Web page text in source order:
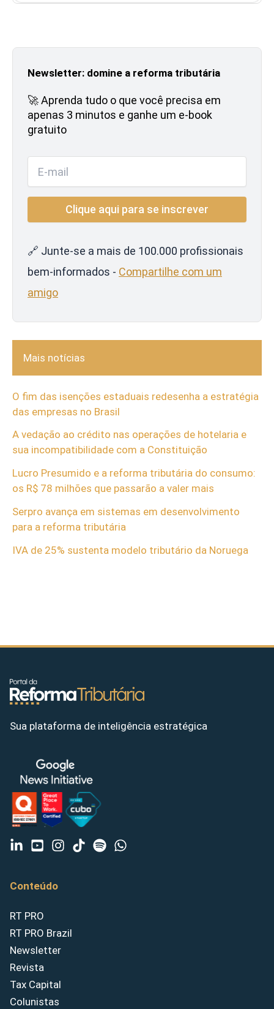
Newsletter: domine a reforma tributária
🚀 Aprenda tudo o que você precisa em
apenas 3 minutos e ganhe um e-book
gratuito
🔗 Junte-se a mais de 100.000 profissionais
bem-informados - Compartilhe com um
amigo
Mais notícias
O fim das isenções estaduais redesenha a estratégia
das empresas no Brasil
A vedação ao crédito nas operações de hotelaria e
sua incompatibilidade com a Constituição
Lucro Presumido e a reforma tributária do consumo:
os R$ 78 milhões que passarão a valer mais
Serpro avança em sistemas em desenvolvimento
para a reforma tributária
IVA de 25% sustenta modelo tributário da Noruega
Sua plataforma de inteligência estratégica
Conteúdo
RT PRO
RT PRO Brazil
Newsletter
Revista
Tax Capital
Colunistas